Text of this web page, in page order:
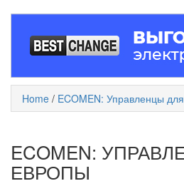
Home / ECOMEN: Управленцы
ECOMEN:
ЕВРОПЫ